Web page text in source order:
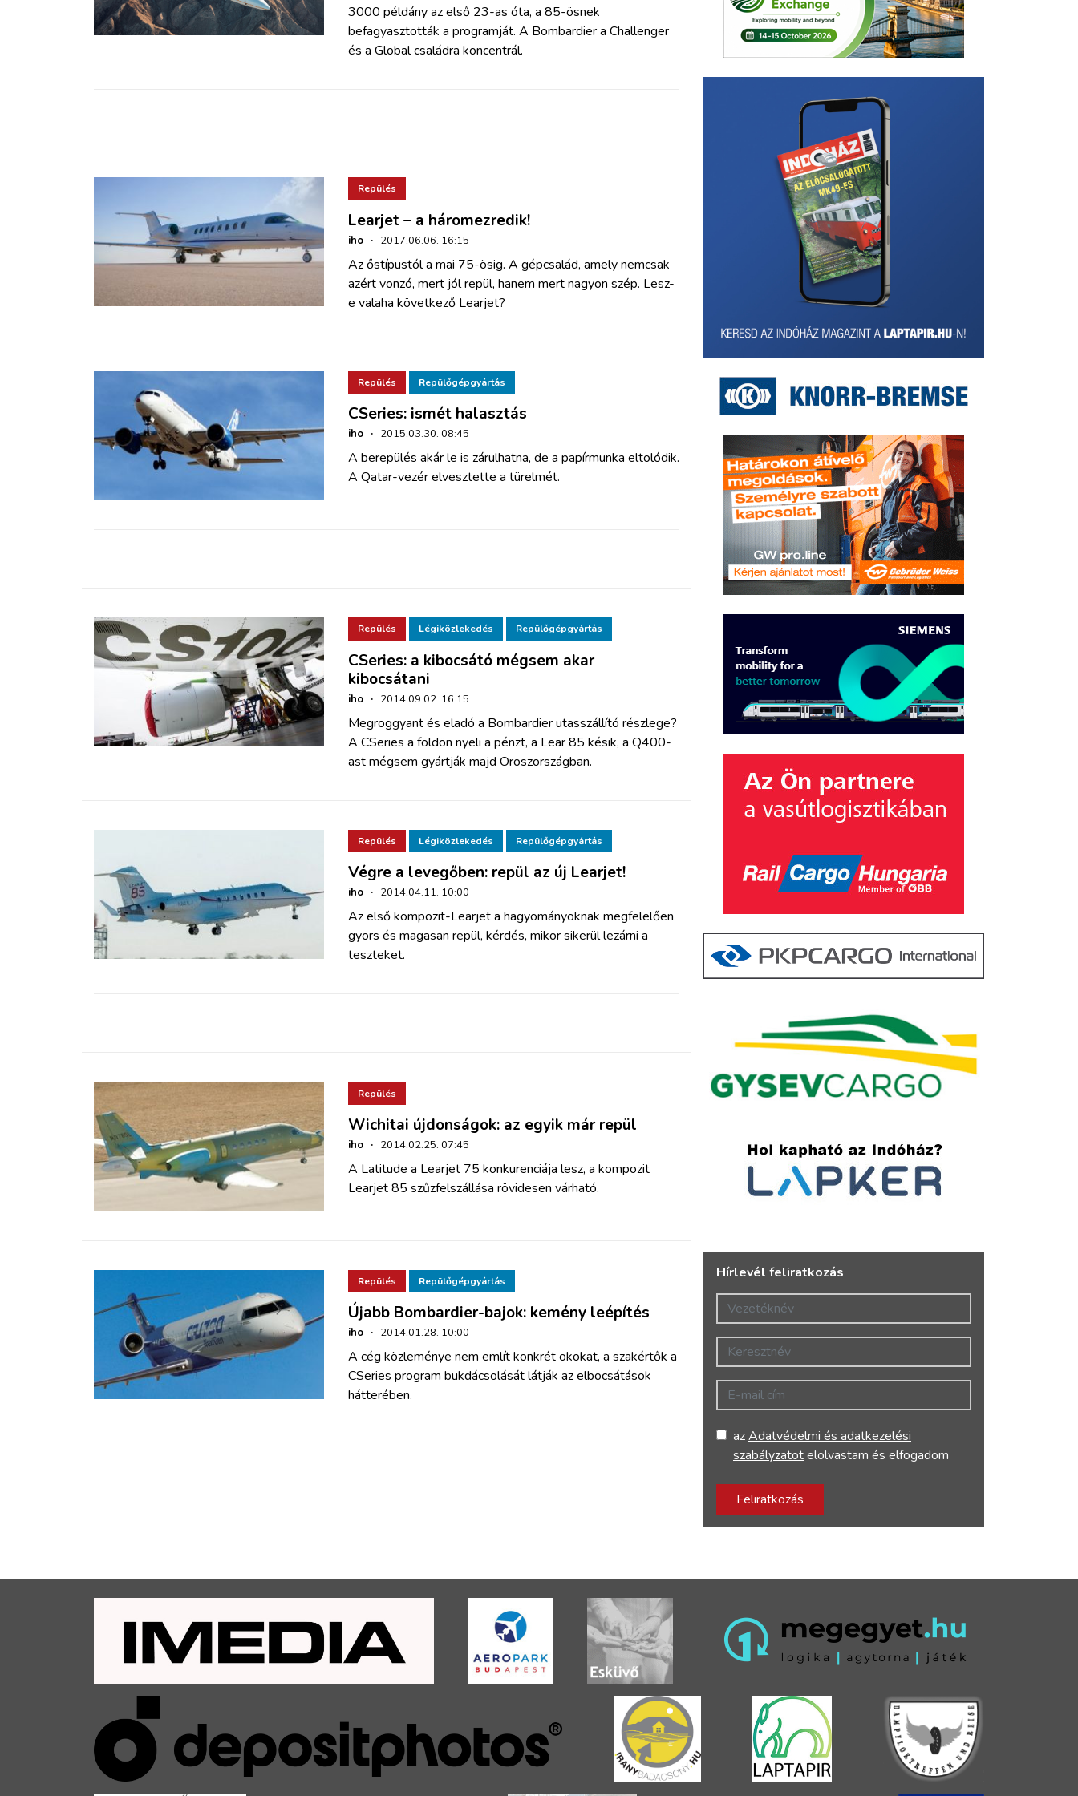
BELÉPÉS
3000 példány az első 23-as óta, a 85-ösnek
befagyasztották a programját. A Bombardier a Challenger
és a Global családra koncentrál.
Repülés
Learjet – a háromezredik!
iho · 2017.06.06. 16:15
Az őstípustól a mai 75-ösig. A gépcsalád, amely nemcsak
azért vonzó, mert jól repül, hanem mert nagyon szép. Lesz-
e valaha következő Learjet?
Repülés Repülőgépgyártás
CSeries: ismét halasztás
iho · 2015.03.30. 08:45
A berepülés akár le is zárulhatna, de a papírmunka eltolódik.
A Qatar-vezér elvesztette a türelmét.
Repülés Légiközlekedés Repülőgépgyártás
CSeries: a kibocsátó mégsem akar
kibocsátani
iho · 2014.09.02. 16:15
Megroggyant és eladó a Bombardier utasszállító részlege?
A CSeries a földön nyeli a pénzt, a Lear 85 késik, a Q400-
ast mégsem gyártják majd Oroszországban.
Repülés Légiközlekedés Repülőgépgyártás
Végre a levegőben: repül az új Learjet!
iho · 2014.04.11. 10:00
Az első kompozit-Learjet a hagyományoknak megfelelően
gyors és magasan repül, kérdés, mikor sikerül lezárni a
teszteket.
Repülés
Wichitai újdonságok: az egyik már repül
iho · 2014.02.25. 07:45
A Latitude a Learjet 75 konkurenciája lesz, a kompozit
Learjet 85 szűzfelszállása rövidesen várható.
Repülés Repülőgépgyártás
Újabb Bombardier-bajok: kemény leépítés
iho · 2014.01.28. 10:00
A cég közleménye nem említ konkrét okokat, a szakértők a
CSeries program bukdácsolását látják az elbocsátások
hátterében.
Hírlevél feliratkozás
Vezetéknév
Keresztnév
E-mail cím
azAdatvédelmi és adatkezelési
szabályzatotelolvastam és elfogadom
Feliratkozás